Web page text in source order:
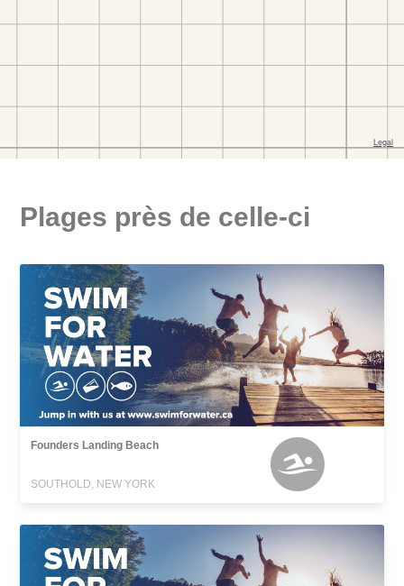
Plages près de celle-ci
Founders Landing Beach
SOUTHOLD, NEW YORK